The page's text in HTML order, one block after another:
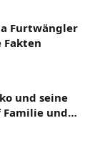
Furtwängler
Fakten
und seine
Familie und